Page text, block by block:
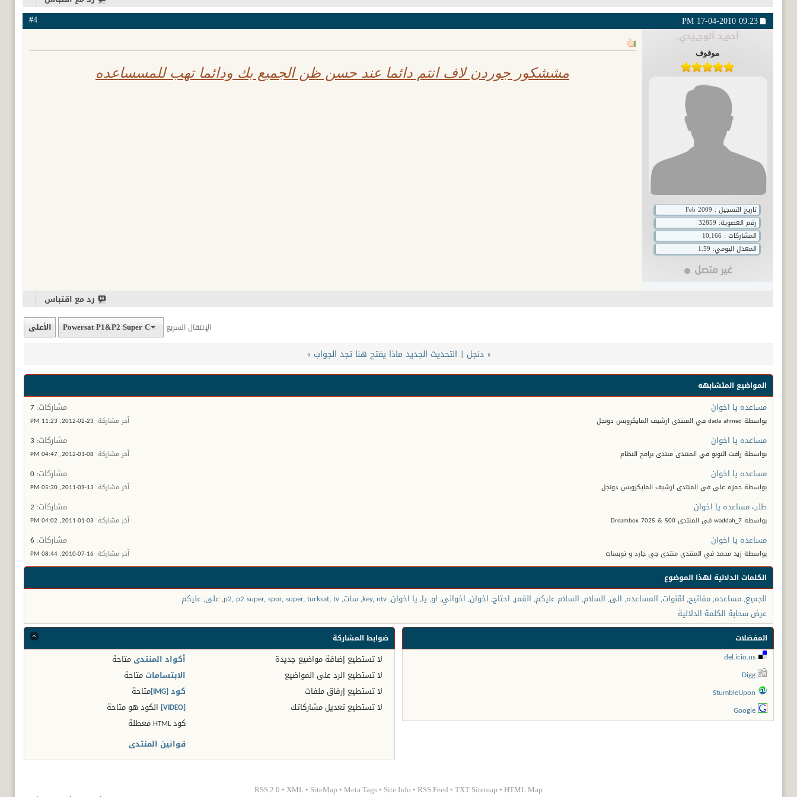
17-04-201009:23 PM
#4
آحمےد آلوحےيدي,
موقوف
تاريخ التسجيل : Feb 2009
رقم العضوية:
المشاركات : 10,166
المعدل اليومي: 1.59
مششكور جوردن لاف انتم دائما عند حسن ظن الجميع بك ودائما تهب للمسساعده
رد مع اقتباس
الإنتقال السريع Powersat P1&P2 Super C الأعلى
« دنجل | التحديث الجديد ماذا يفتح هنا تجد الجواب »
المواضيع المتشابهه
مساعده يا اخوان
بواسطة dada ahmed في المنتدى ارشيف المايكروبس دونجل
مشاركات:
آخر مشاركة: 11:23 PM
مساعده يا اخوان
بواسطة رافت النونو في المنتدى منتدى برامج النظام
مشاركات:
آخر مشاركة: 04:47 PM
مساعده يا اخوان
بواسطة حمزه علي في المنتدى ارشيف المايكروبس دونجل
مشاركات:
آخر مشاركة: 05:30 PM
طلب مساعده يا اخوان
بواسطة waddah_7 في المنتدى Dreambox 7025 & 500
مشاركات:
آخر مشاركة: 04:02 PM
مساعده يا اخوان
بواسطة زيد محمد في المنتدى منتدى جى جارد و توبسات
مشاركات:
آخر مشاركة: 08:44 PM
الكلمات الدلالية لهذا الموضوع
للجميع, مساعده, مفاتيح, لقنوات, المساعده, الى, السلام, السلام عليكم, القمر, احتاج, اخوان, اخواني, او, يا, يا اخوان,
key, ntv
, سات,
p2, p2 super,spor,super,turksat,tv
, على, عليكم
عرض سحابة الكلمة الدلالية
المفضلات
del.icio.us
Digg
StumbleUpon
Google
ضوابط المشاركة
لا تستطيع إضافة مواضيع جديدة
لا تستطيع الرد على المواضيع
لا تستطيع إرفاق ملفات
لا تستطيع تعديل مشاركاتك
أكواد المنتدىمتاحة
الابتسامات متاحة
كود [IMG]
متاحة
[VIDEO]
الكود هومتاحة
كود HTML
معطلة
قوانين المنتدى
RSS 2.0 • XML • SiteMap • Meta Tags • Site Info • RSS Feed • TXT Sitemap • HTML Map